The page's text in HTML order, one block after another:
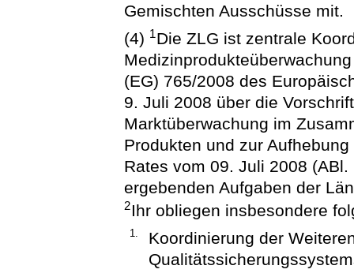
Gemischten Ausschüsse mit.
(4) 1Die ZLG ist zentrale
(EG) 765/2008 des
9. Juli 2008 über die
Marktüberwachung im
Produkten und zur
Rates vom 09. Juli 2008
ergebenden Aufgaben der
2Ihr obliegen insbesondere
1.
Koordinierung der